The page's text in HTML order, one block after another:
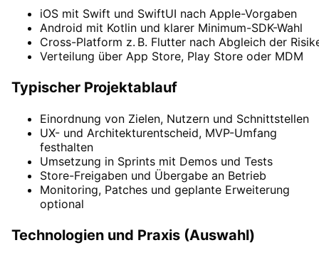
iOS mit Swift und SwiftUI nach Apple-Vorgaben
Android mit Kotlin und klarer Minimum-SDK-Wahl
Cross-Platform z. B. Flutter nach Abgleich der
Verteilung über App Store, Play Store oder MDM
Typischer Projektablauf
Einordnung von Zielen, Nutzern und Schnittstellen
UX- und Architekturentscheid, MVP-Umfang
festhalten
Umsetzung in Sprints mit Demos und Tests
Store-Freigaben und Übergabe an Betrieb
Monitoring, Patches und geplante Erweiterung
optional
Technologien und Praxis (Auswahl)